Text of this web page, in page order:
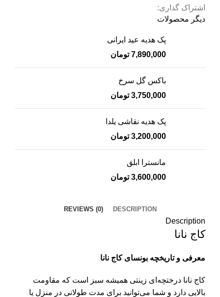
اشتراک گذاری:
دیگر محصولات
پک هدیه عید ایرانی
7,890,000 تومان
باکس گل سرخ
3,750,000 تومان
پک هدیه نقاشی یلدا
3,200,000 تومان
مانسترا ابلق
3,600,000 تومان
DESCRIPTION
REVIEWS (0)
Description
کاج نانا
معرفی و تاریخچه بونسای کاج نانا
کاج نانا درختچه‌ای زینتی همیشه سبز است که مقاومت
بالایی دارد و شما می‌توانید برای مدت طولانی در منزل یا